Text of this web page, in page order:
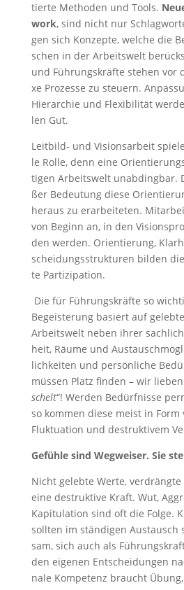
tier­te Metho­den und Tools.
work, sind nicht nur
gen sich Kon­zep­te, wel­che die
schen in der Arbeits­welt
und Füh­rungs­kräf­te ste­hen vor
xe Pro­zes­se zu steu­ern.
Hier­ar­chie und Fle­xi­bi­li­tät
len Gut.
Leit­bild- und Visi­ons­ar­beit
le Rol­le, denn eine
ti­gen Arbeits­welt unab­ding­bar.
ßer Bedeu­tung die­se
her­aus zu erar­bei­te­ten.
von Beginn an, in den
den wer­den. Ori­en­tie­rung,
schei­dungs­struk­tu­ren bil­den
te Partizipation.
Die für Füh­rungs­kräf­te so
Begeis­te­rung basiert auf
Arbeits­welt neben ihrer
heit, Räu­me und
lich­kei­ten und per­sön­li­che
müs­sen Platz fin­den – wir lie­ben
schelt“! Wer­den Bedürf­nis­se
so kom­men die­se meist in Form
Fluk­tua­ti­on und destruk­ti­vem
Gefüh­le sind Weg­wei­ser. Sie
Nicht geleb­te Wer­te,
eine destruk­ti­ve Kraft. Wut,
Kapi­tu­la­ti­on sind oft die Fol­ge.
soll­ten im stän­di­gen
sam, sich auch als
den eige­nen Ent­schei­dun­gen
na­le Kom­pe­tenz braucht